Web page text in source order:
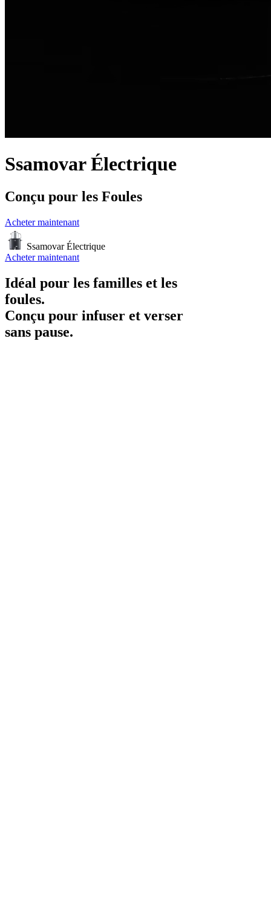
Ssamovar Électrique
Conçu pour les Foules
Acheter maintenant
Ssamovar Électrique
Acheter maintenant
Idéal pour les familles et les
foules.
Conçu pour infuser et verser
sans pause.